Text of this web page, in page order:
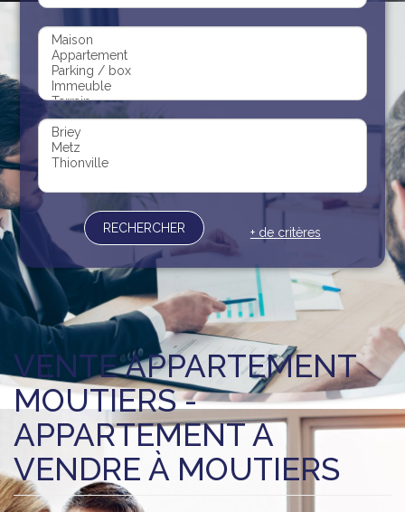
Recrutement
Contact
Documents
RECHERCHER + de critères
VENTE APPARTEMENT
MOUTIERS -
APPARTEMENT A
VENDRE À MOUTIERS